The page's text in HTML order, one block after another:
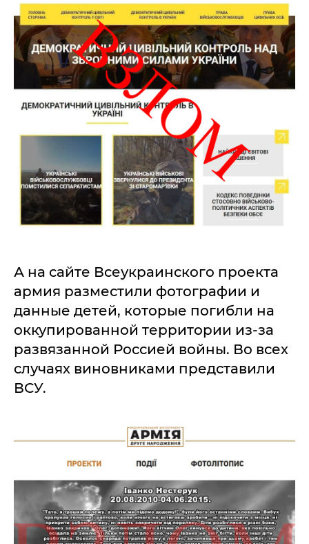
А на сайте Всеукраинского проекта
армия разместили фотографии и
данные детей, которые погибли на
оккупированной территории из-за
развязанной Россией войны. Во всех
случаях виновниками представили
ВСУ.